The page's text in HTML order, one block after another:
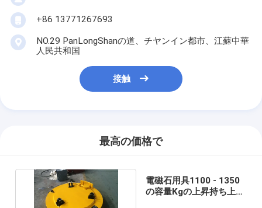
+86 13771267693
NO.29 PanLongShanの道、チヤンイン都市、江蘇中華
人民共和国
接触
最高の価格で
電磁石用具1100 - 1350
の容量Kgの上昇持ち上げ